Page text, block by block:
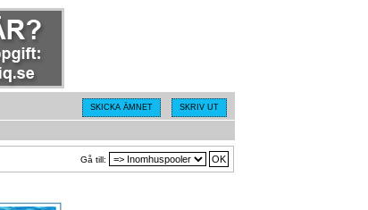
SKICKA ÄMNET SKRIV UT
Gå till: